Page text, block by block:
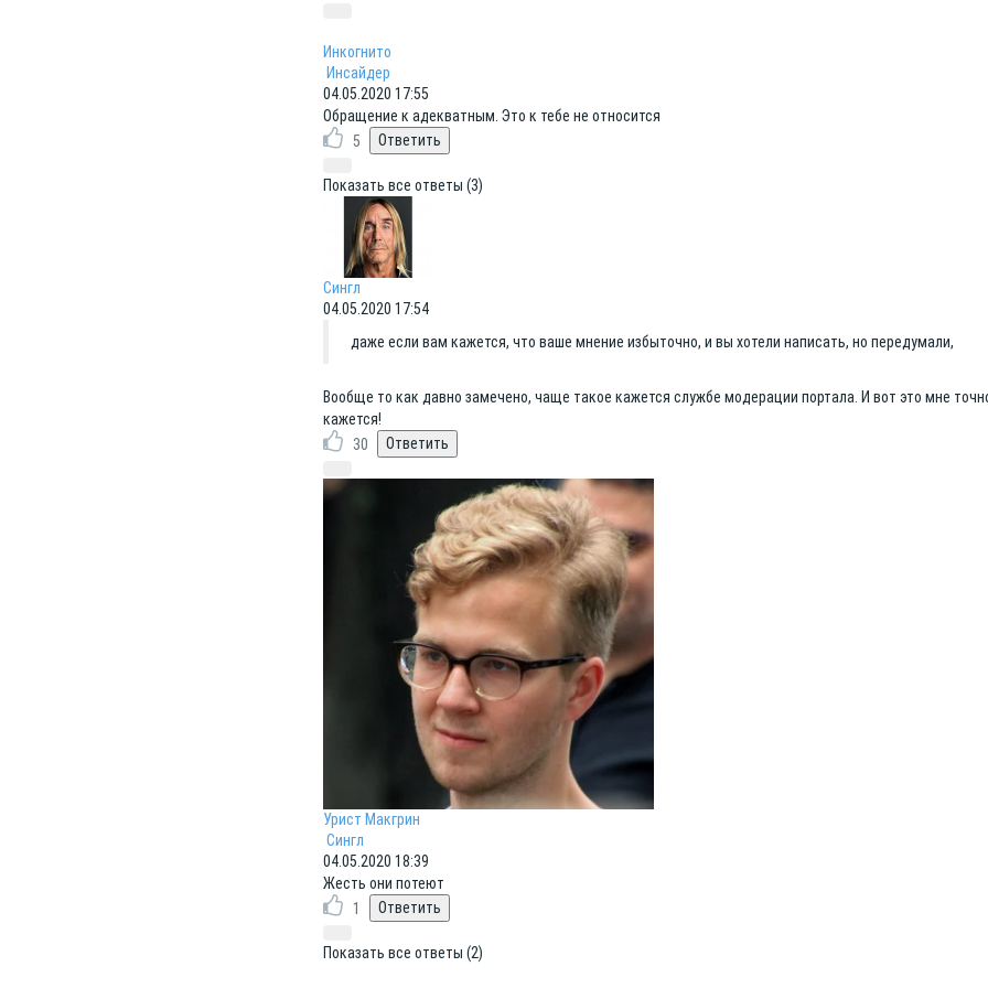
Инкогнито
Инсайдер
04.05.2020 17:55
Обращение к адекватным. Это к тебе не относится
5
Показать все ответы (3)
Сингл
04.05.2020 17:54
даже если вам кажется, что ваше мнение избыточно, и вы хотели написать, но передумали,
Вообще то как давно замечено, чаще такое кажется службе модерации портала. И вот это мне
кажется!
30
Урист Макгрин
Сингл
04.05.2020 18:39
Жесть они потеют
1
Показать все ответы (2)